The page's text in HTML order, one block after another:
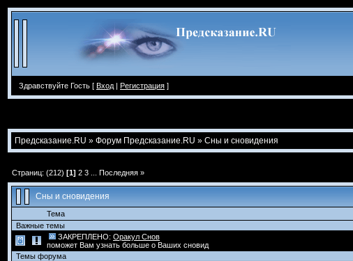
Здравствуйте Гость [ Вход | Регистрация ]
Предсказание.RU » Форум Предсказание.RU » Сны и сновидения
Страниц: (212) [1] 2 3 Последняя »
Сны и сновидения
Тема
Важные темы
ЗАКРЕПЛЕНО: Оракул Снов
поможет Вам узнать больше о Ваших сновид
Темы форума